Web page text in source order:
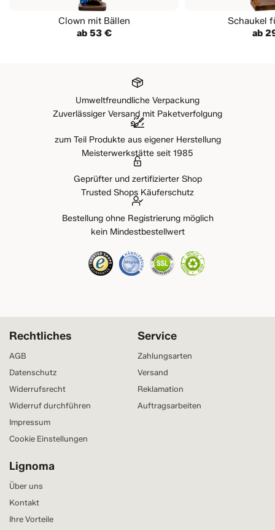
Clown mit Bällen
ab 53 €
Schaukel
ab
Umweltfreundliche Verpackung
Zuverlässiger Versand mit Paketverfolgung
zum Teil Produkte aus eigener Herstellung
Meisterwerkstätte seit 1985
Geprüfter und zertifizierter Shop
Trusted Shops Käuferschutz
Bestellung ohne Registrierung möglich
kein Mindestbestellwert
Service
Zahlungsarten
Versand
Reklamation
Auftragsarbeiten
Rechtliches
AGB
Datenschutz
Widerrufsrecht
Widerruf durchführen
Impressum
Cookie Einstellungen
Lignoma
Über uns
Kontakt
Ihre Vorteile